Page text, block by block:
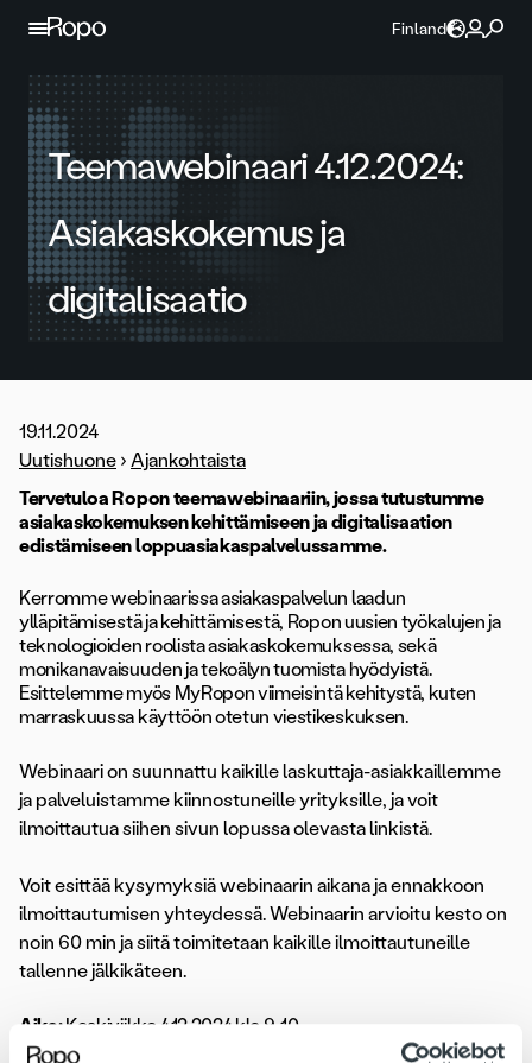
Jatka sisältöön
Finland
Teemawebinaari 4.12.2024:
Asiakaskokemus ja
digitalisaatio
19.11.2024
Uutishuone › Ajankohtaista
Tervetuloa Ropon teemawebinaariin, jossa tutustumme
asiakaskokemuksen kehittämiseen ja digitalisaation
edistämiseen loppuasiakaspalvelussamme.
Kerromme webinaarissa asiakaspalvelun laadun
ylläpitämisestä ja kehittämisestä, Ropon uusien työkalujen ja
teknologioiden roolista asiakaskokemuksessa, sekä
monikanavaisuuden ja tekoälyn tuomista hyödyistä.
Esittelemme myös MyRopon viimeisintä kehitystä, kuten
marraskuussa käyttöön otetun viestikeskuksen.
Webinaari on suunnattu kaikille laskuttaja-asiakkaillemme
ja palveluistamme kiinnostuneille yrityksille, ja voit
ilmoittautua siihen sivun lopussa olevasta linkistä.
Voit esittää kysymyksiä webinaarin aikana ja ennakkoon
ilmoittautumisen yhteydessä. Webinaarin arvioitu kesto on
noin 60 min ja siitä toimitetaan kaikille ilmoittautuneille
tallenne jälkikäteen.
Aika:Keskiviikko 4.12.2024 klo 9-10
Paikka: